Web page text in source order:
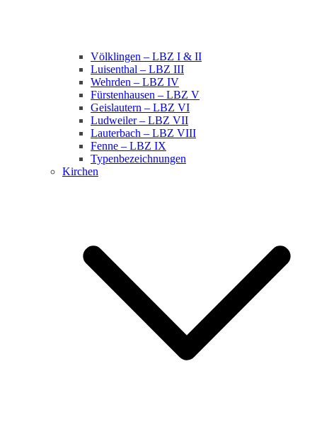
Völklingen – LBZ I & II
Luisenthal – LBZ III
Wehrden – LBZ IV
Fürstenhausen – LBZ V
Geislautern – LBZ VI
Ludweiler – LBZ VII
Lauterbach – LBZ VIII
Fenne – LBZ IX
Typenbezeichnungen
Kirchen